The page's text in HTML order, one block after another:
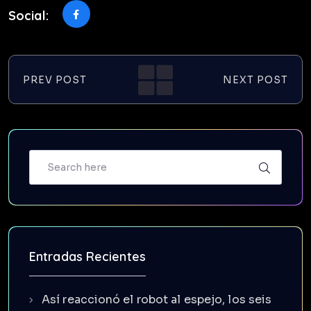
Social:
PREV POST NEXT POST
Entradas Recientes
Así reaccionó el robot al espejo, los seis